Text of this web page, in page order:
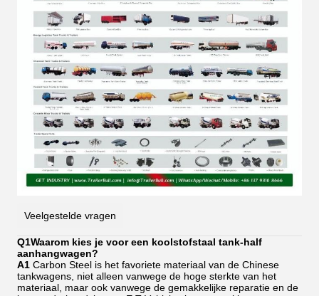
Veelgestelde vragen
Q1Waarom kies je voor een koolstofstaal tank-half
aanhangwagen?
A1 Carbon Steel is het favoriete materiaal van de Chinese
tankwagens, niet alleen vanwege de hoge sterkte van het
materiaal, maar ook vanwege de gemakkelijke reparatie en de